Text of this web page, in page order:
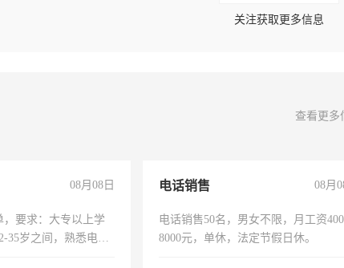
关注获取更多信息
查看更多
08月08日
，要求：大专以上学
35岁之间，熟悉电脑
电话销售 08月
电话销售50名，男女不限，月工资
8000元，单休，法定节假日休。